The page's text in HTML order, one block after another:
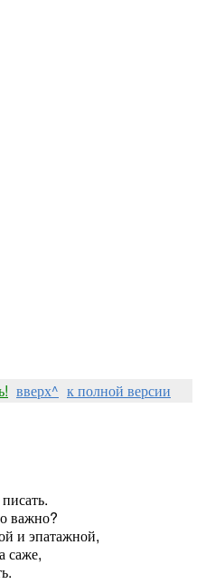
вверх^ к полной версии
важно?
и эпатажной,
саже,